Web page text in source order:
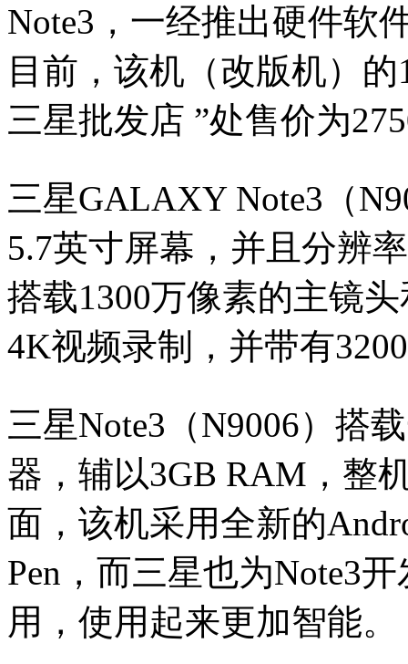
Note3，一经推出硬件软
目前，该机（改版机）
三星批发店 ”处售价为
三星GALAXY Note3（
5.7英寸屏幕，并且分辨
搭载1300万像素的主镜
4K视频录制，并带有
三星Note3（N9006）搭
器，辅以3GB RAM，整
面，该机采用全新的
Pen，而三星也为Note3
用，使用起来更加智能。